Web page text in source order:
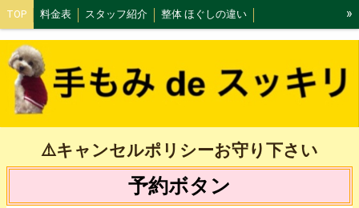
TOP 料金表 スタッフ紹介 整体 ほぐしの違い
ボキボキ整体は本当に危険！ 整体とは？ 整体で姿勢矯正
辛い肩こりは整体‼️
マスク、気圧よる頭痛 整体で免疫力UP‼️ 駐車場マップ
初めてご利用される方 オススメ！整体コース もみほぐしコース
マタニティ整体コース 小顔矯正コース 店舗写真 施術について
小顔矯正について
»
⚠️キャンセルポリシーお守り下さい
予約ボタン